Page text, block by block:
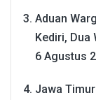
Aduan
Kediri, Dua
6 Agustus
Jawa